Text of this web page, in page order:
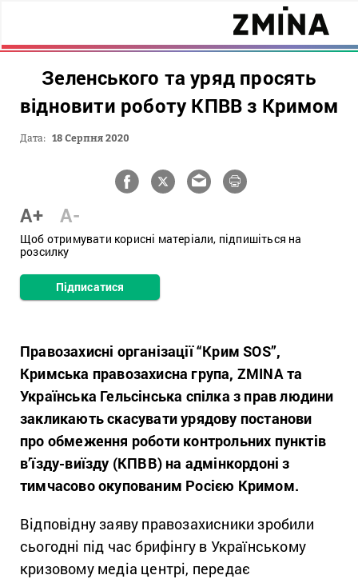
Зеленського та уряд просять
відновити роботу КПВВ з Кримом
Дата: 18 Серпня 2020
A+ A-
Щоб отримувати корисні матеріали, підпишіться на
розсилку
Підписатися
Правозахисні організації “Крим SOS”,
Кримська правозахисна група, ZMINA та
Українська Гельсінська спілка з прав людини
закликають скасувати урядову постанови
про обмеження роботи контрольних пунктів
в’їзду-виїзду (КПВВ) на адмінкордоні з
тимчасово окупованим Росією Кримом.
Відповідну заяву правозахисники зробили
сьогодні під час брифінгу в Українському
кризовому медіа центрі, передає